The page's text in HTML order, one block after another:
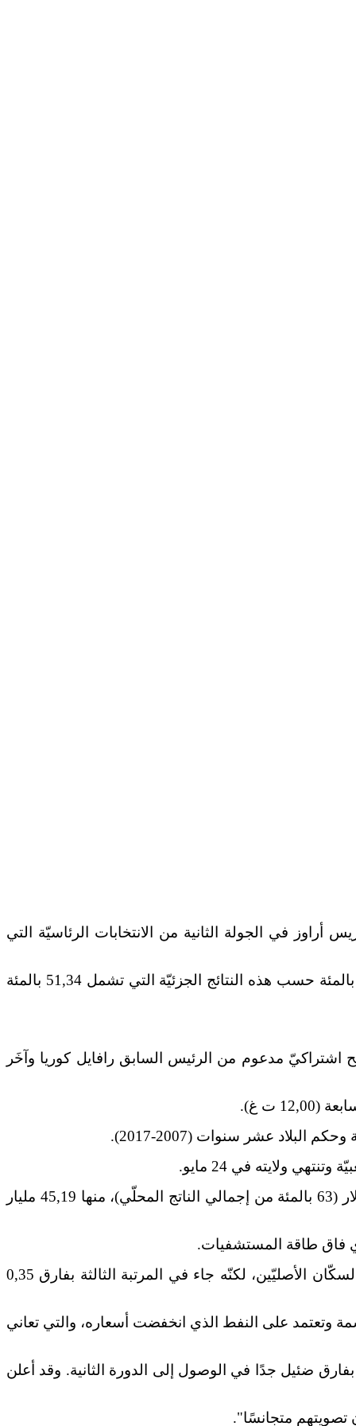
في الجولة الثانية من الانتخابات الرئاسيّة التي
وحصل المصرفيّ السابق المحافظ لاسو على 54,64 بالمئة من الأصوات، بينما حاز الاقتصادي الاشتراكي أراوز 45,36 بالمئة حسب هذه النتائج الجزئيّة التي تشمل 51,34 بالمئة
اشتراكيّ مدعوم من الرئيس السابق رافايل كوريا وآخَر
ت غ).
وشهد الاقتصاد المرتبط بالدولار في 2020 انكماش إجمالي الناتج المحلّي بنسبة 7,8 بالمئة. وبلغ الدين 63,88 مليار دولار (63 بالمئة من إجمالي الناتج المحلّي)، منها 45,19 مليار
والجولة الأولى من الانتخابات استغرقَ إعلان نتائجها أسبوعين، وخاض المنافسة فيها اليساري ياكو بيريز أحد زعماء السكّان الأصليّين، لكنّه جاء في المرتبة الثالثة بفارق 0,35
حاسمًا في اختيار الرئيس المقبل لهذه البلاد الصغيرة البالغ عدد سكّانها 17,4 مليون نسمة وتعتمد على النفط الذي انخفضت أسعاره، والتي تعاني
ضئيل جدًا في الوصول إلى الدورة الثانية. وقد أعلن
متجانسًا".